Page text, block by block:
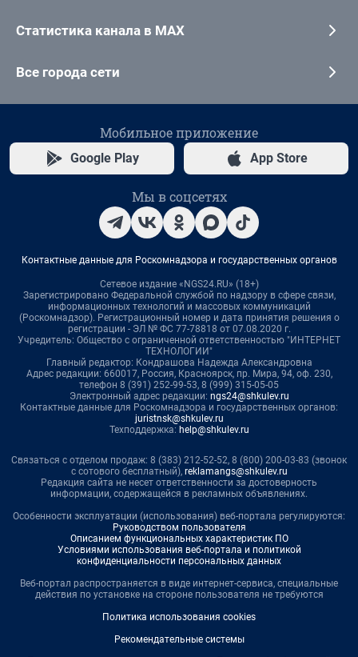
Статистика канала в MAX
Все города сети
Мобильное приложение
Google Play App Store
Мы в соцсетях
Контактные данные для Роскомнадзора и государственных органов
Сетевое издание «NGS24.RU» (18+)
Зарегистрировано Федеральной службой по надзору в сфере связи,
информационных технологий и массовых коммуникаций
(Роскомнадзор). Регистрационный номер и дата принятия решения о
регистрации - ЭЛ № ФС 77-78818 от 07.08.2020 г.
Учредитель: Общество с ограниченной ответственностью "ИНТЕРНЕТ
ТЕХНОЛОГИИ"
Главный редактор: Кондрашова Надежда Александровна
Адрес редакции: 660017, Россия, Красноярск, пр. Мира, 94, оф. 230,
телефон 8 (391) 252-99-53, 8 (999) 315-05-05
Электронный адрес редакции: ngs24@shkulev.ru
Контактные данные для Роскомнадзора и государственных органов:
juristnsk@shkulev.ru
Техподдержка: help@shkulev.ru
Связаться с отделом продаж: 8 (383) 212-52-52, 8 (800) 200-03-83 (звонок
с сотового бесплатный), reklamangs@shkulev.ru
Редакция сайта не несет ответственности за достоверность
информации, содержащейся в рекламных объявлениях.
Особенности эксплуатации (использования) веб-портала регулируются:
Руководством пользователя
Описанием функциональных характеристик ПО
Условиями использования веб-портала и политикой
конфиденциальности персональных данных
Веб-портал распространяется в виде интернет-сервиса, специальные
действия по установке на стороне пользователя не требуются
Политика использования cookies
Рекомендательные системы